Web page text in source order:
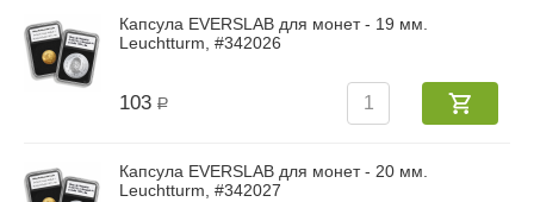
Капсула EVERSLAB для монет - 19 мм.
Leuchtturm, #342026
103 Р
Капсула EVERSLAB для монет - 20 мм.
Leuchtturm, #342027